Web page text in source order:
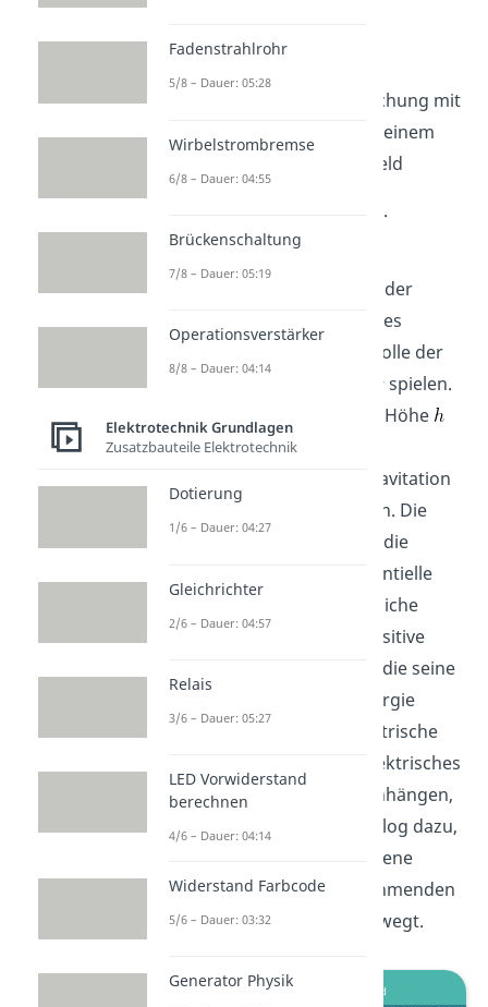
Probeladung.
Vergleichen wir diese Gleichung mit
derpotentielle Energie
in einem
homogenen Gravitationsfeld
.
die Rolle der
und der Betrag des
die Rolle der
spielen.
Eine Masse, die sich in der Höhe
über den Boden befindet,
beschleunigt durch die Gravitation
der Erde in Richtung Boden. Die
Masse bewegt sich also in die
Richtung, in die seine potentielle
Energie abnimmt. Auf ähnliche
Weise bewegt sich eine positive
Ladung in die Richtung, in die seine
elektrische potentielle Energie
abnehmen würde. Da elektrische
potentielle Energie und elektrisches
Potential linear zusammenhängen,
ist diese Beobachtung analog dazu,
dass sich das positiv geladene
Teilchen in Richtung abnehmenden
elektrischen Potentials bewegt.
Fadenstrahlrohr
5/8 – Dauer: 05:28
Wirbelstrombremse
6/8 – Dauer: 04:55
Brückenschaltung
7/8 – Dauer: 05:19
Operationsverstärker
8/8 – Dauer: 04:14
Elektrotechnik Grundlagen
Zusatzbauteile Elektrotechnik
Dotierung
1/6 – Dauer: 04:27
Gleichrichter
2/6 – Dauer: 04:57
Relais
3/6 – Dauer: 05:27
LED Vorwiderstand
berechnen
4/6 – Dauer: 04:14
Widerstand Farbcode
5/6 – Dauer: 03:32
Generator Physik